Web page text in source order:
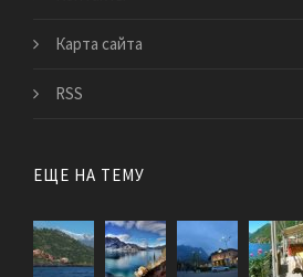
Карта сайта
RSS
ЕЩЕ НА ТЕМУ